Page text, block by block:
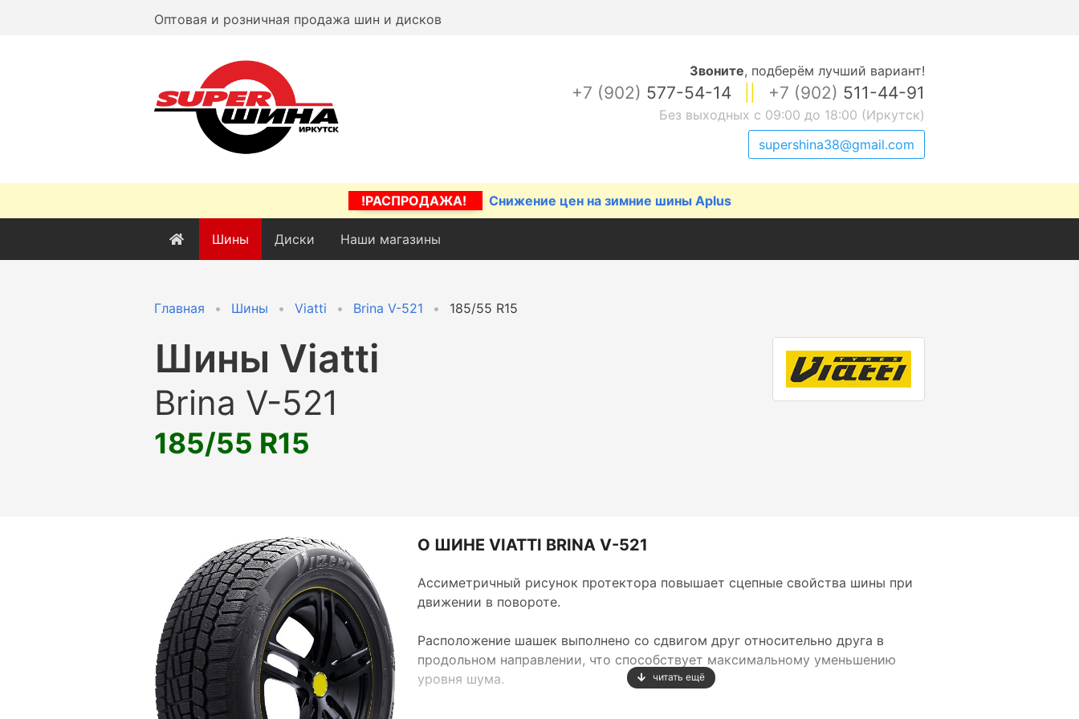
Оптовая и розничная продажа шин и дисков
Звоните, подберём лучший вариант!
+7 (902) 577-54-14 +7 (902) 511-44-91
Без выходных с 09:00 до 18:00 (Иркутск)
supershina38@gmail.com
!РАСПРОДАЖА! Снижение цен на зимние шины Aplus
Шины Диски Наши магазины
Главная Шины Viatti Brina V-521 185/55 R15
Шины Viatti
Brina V-521
185/55 R15
О ШИНЕ VIATTI BRINA V-521
Ассиметричный рисунок протектора повышает сцепные свойства шины при
движении в повороте.
Расположение шашек выполнено со сдвигом друг относительно друга в
продольном направлении, что способствует максимальному уменьшению
уровня шума.
читать ещё